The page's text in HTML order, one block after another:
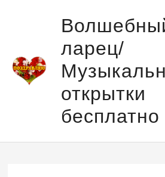
содержимому
ларец/
открытки
бесплатно